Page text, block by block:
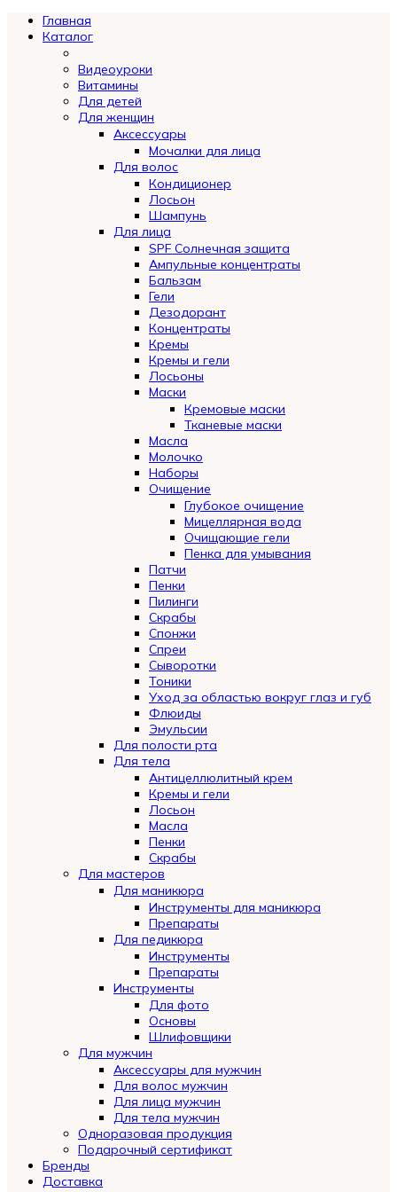
Главная
Каталог
Видеоуроки
Витамины
Для детей
Для женщин
Аксессуары
Мочалки для лица
Для волос
Кондиционер
Лосьон
Шампунь
Для лица
SPF Солнечная защита
Ампульные концентраты
Бальзам
Гели
Дезодорант
Концентраты
Кремы
Кремы и гели
Лосьоны
Маски
Кремовые маски
Тканевые маски
Масла
Молочко
Наборы
Очищение
Глубокое очищение
Мицеллярная вода
Очищающие гели
Пенка для умывания
Патчи
Пенки
Пилинги
Скрабы
Спонжи
Спреи
Сыворотки
Тоники
Уход за областью вокруг глаз и губ
Флюиды
Эмульсии
Для полости рта
Для тела
Антицеллюлитный крем
Кремы и гели
Лосьон
Масла
Пенки
Скрабы
Для мастеров
Для маникюра
Инструменты для маникюра
Препараты
Для педикюра
Инструменты
Препараты
Инструменты
Для фото
Основы
Шлифовщики
Для мужчин
Аксессуары для мужчин
Для волос мужчин
Для лица мужчин
Для тела мужчин
Одноразовая продукция
Подарочный сертификат
Automatically
Hierarchic
Бренды
Доставка